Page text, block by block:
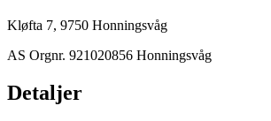
Kløfta 7, 9750 Honningsvåg
AS Orgnr. 921020856 Honningsvåg
Detaljer